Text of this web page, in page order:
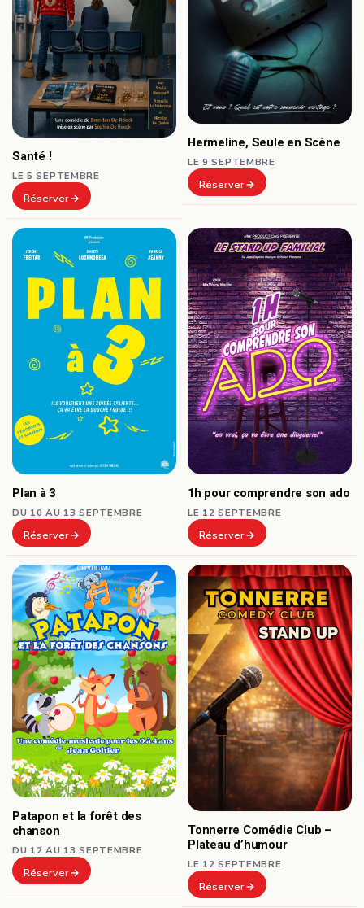
Santé !
LE 5 SEPTEMBRE
Réserver
Hermeline, Seule en Scène
LE 9 SEPTEMBRE
Réserver
Plan à 3
DU 10 AU 13 SEPTEMBRE
Réserver
1h pour comprendre son ado
LE 12 SEPTEMBRE
Réserver
Patapon et la forêt des
chanson
DU 12 AU 13 SEPTEMBRE
Réserver
Tonnerre Comédie Club –
Plateau d’humour
LE 12 SEPTEMBRE
Réserver